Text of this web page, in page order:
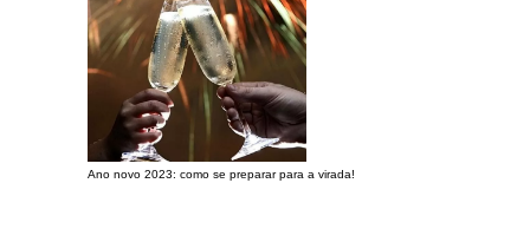
Ano novo 2023: como se preparar para a virada!